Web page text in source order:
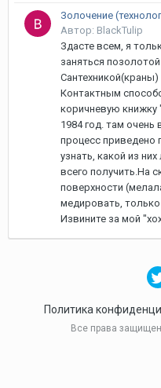
Золочение
Автор: BlackTulip
Здасте всем, я
заняться
Контактным
коричневую книжку
1984 год. там
процесс приведено
узнать, какой из
всего получить.На
поверхности
медировать, только
Извините за мой
Политика
Все права